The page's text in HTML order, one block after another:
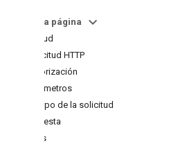
En esta página
Solicitud
Solicitud HTTP
Autorización
Parámetros
Cuerpo de la solicitud
Respuesta
Errores